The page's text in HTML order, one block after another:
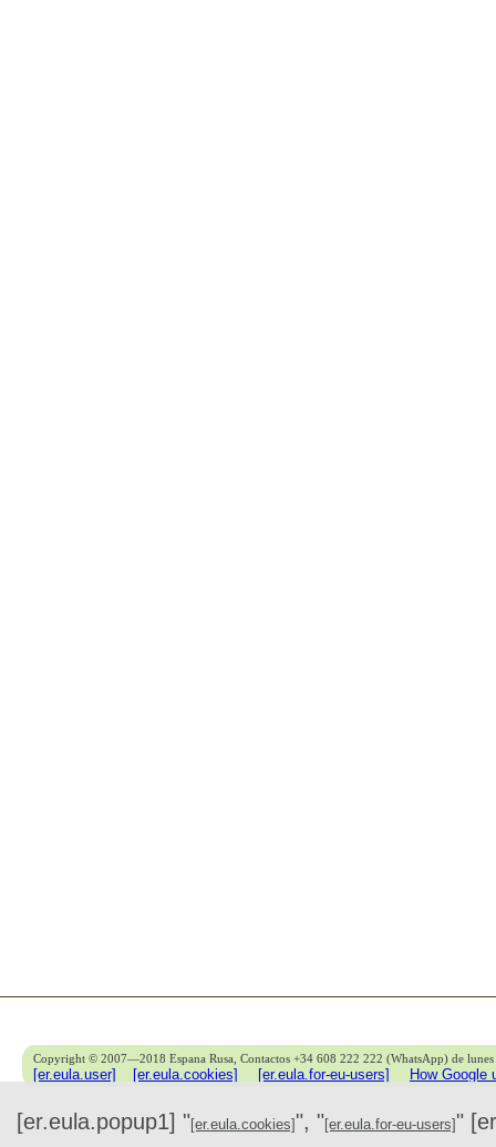
Copyright © 2007—2018 Espana Rusa, Contactos +34 608 222 222 (WhatsApp) de
[er.eula.user] [er.eula.cookies] [er.eula.for-eu-users] How Google
[er.eula.popup1] "[er.eula.cookies] ", "[er.eula.for-eu-users] "